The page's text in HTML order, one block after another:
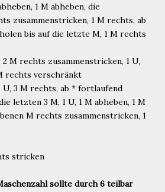
1 M abheben, die
zusammenstricken, 1 M rechts, ab
bis auf die letzte M, 1 M rechts
2 M rechts zusammenstricken, 1 U,
rechts verschränkt
U, 3 M rechts, ab * fortlaufend
letzten 3 M, 1 U, 1 M abheben, 1 M
M rechts zusammenstricken, 1
stricken
sollte durch 6 teilbar